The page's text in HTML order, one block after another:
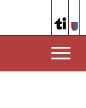
Toggle